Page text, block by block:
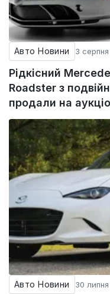
Авто Новини 3
Рідкісний
Roadster з
продали на
Авто Новини 30